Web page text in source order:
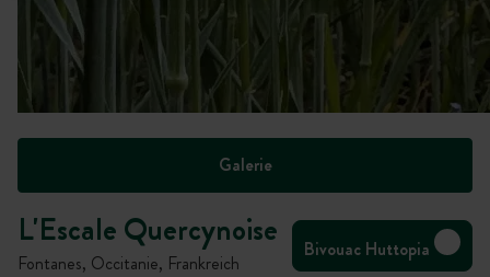
Galerie
L'Escale Quercynoise
Fontanes, Occitanie, Frankreich
Bivouac Huttopia